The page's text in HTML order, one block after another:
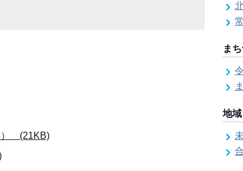
） (21KB)
ま
令
地
合